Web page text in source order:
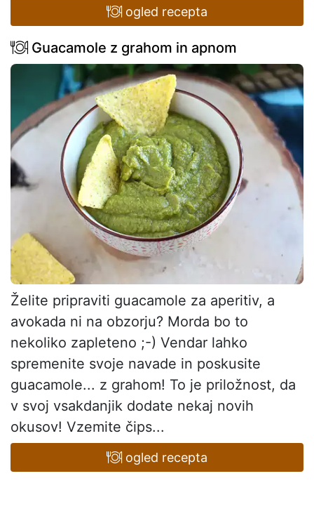
ogled recepta
Guacamole z grahom in apnom
Želite pripraviti guacamole za aperitiv, a
avokada ni na obzorju? Morda bo to
nekoliko zapleteno ;-) Vendar lahko
spremenite svoje navade in poskusite
guacamole... z grahom! To je priložnost, da
v svoj vsakdanjik dodate nekaj novih
okusov! Vzemite čips...
ogled recepta